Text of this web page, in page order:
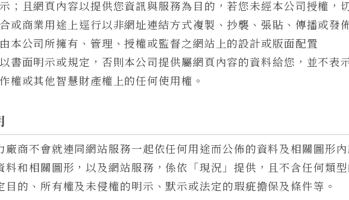
；且網頁內容以提供您資訊與服務為目的，若您未經本公司授權，
或商業用途上逕行以非網址連結方式複製、抄襲、張貼、傳播或發
本公司所擁有、管理、授權或監督之網站上的設計或版面配置
書面明示或規定，否則本公司提供屬網頁內容的資料給您，並不表
權或其他智慧財產權上的任何使用權。
廠商不會就連同網站服務一起依任何用途而公佈的資料及相關圖形
料和相關圖形，以及網站服務，係依「現況」提供，且不含任何類
目的、所有權及未侵權的明示、默示或法定的瑕疵擔保及條件等。